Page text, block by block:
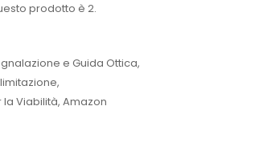
prodotto è 2.
e Guida Ottica,
,
Viabilità, Amazon